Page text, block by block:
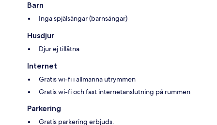
Barn
Inga spjälsängar (barnsängar)
Husdjur
Djur ej tillåtna
Internet
Gratis wi-fi i allmänna utrymmen
Gratis wi-fi och fast internetanslutning på rummen
Parkering
Gratis parkering erbjuds.